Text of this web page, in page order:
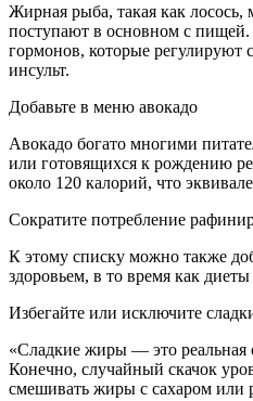
Жирная рыба, такая как
поступают в основном с пищей.
гормонов, которые регулируют
инсульт.
Добавьте в меню авокадо
Авокадо богато многими
или готовящихся к рождению
около 120 калорий, что
Сократите потребление
К этому списку можно также
здоровьем, в то время как
Избегайте или исключите
«Сладкие жиры — это реальная
Конечно, случайный скачок
смешивать жиры с сахаром или